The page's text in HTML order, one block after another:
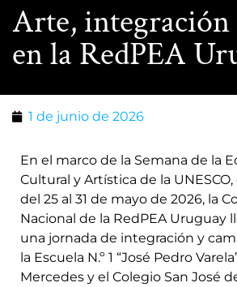
Arte,
en la RedPEA
1 de junio de 2026
En el marco de la Semana de la
Cultural y Artística de la
del 25 al 31 de mayo de 2026, la
Nacional de la RedPEA Uruguay
una jornada de integración y
la Escuela N.º 1 “José Pedro
Mercedes y el Colegio San José